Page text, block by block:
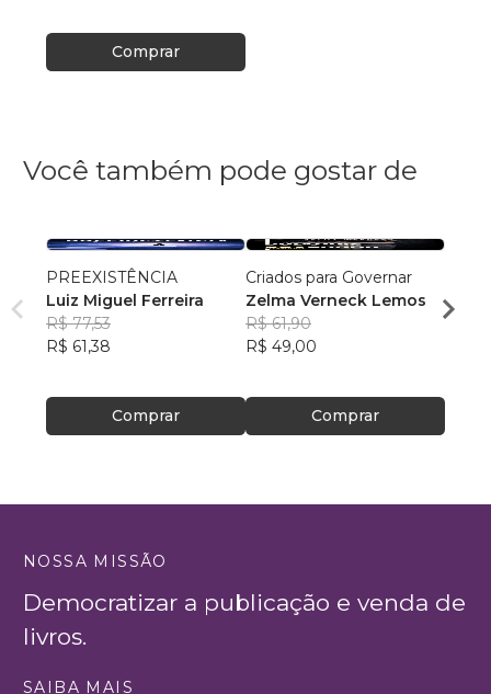
Comprar
Você também pode gostar de
PREEXISTÊNCIA
Luiz Miguel Ferreira
R$ 77,53
R$ 61,38
Comprar
Criados para Governar
Zelma Verneck Lemos
R$ 61,90
R$ 49,00
Comprar
R$
NOSSA MISSÃO
Democratizar a publicação e venda de
livros.
SAIBA MAIS